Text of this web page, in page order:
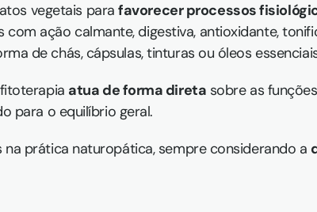
vegetais para favorecer processos
ação calmante, digestiva, antioxidante,
de chás, cápsulas, tinturas ou óleos
atua de forma direta sobre as
para o equilíbrio geral.
prática naturopática, sempre considerando a